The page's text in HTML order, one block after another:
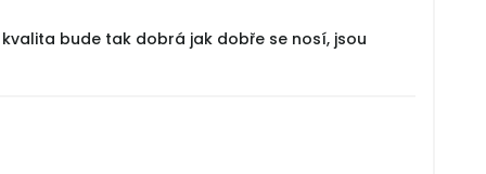
bude tak dobrá jak dobře se nosí, jsou